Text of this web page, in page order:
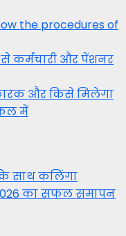
the procedures of
कर्मचारी और पेंशनर
और किसे मिलेगा
में
के साथ कलिंगा
2026 का सफल समापन